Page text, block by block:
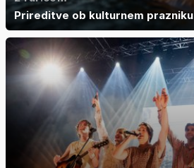
Prireditve ob kulturnem prazniku